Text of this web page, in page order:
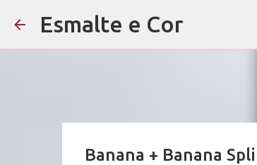
Esmalte e Cor
Banana + Banana